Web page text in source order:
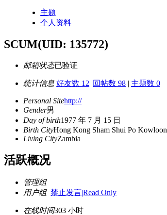
主题
个人资料
SCUM(UID: 135772)
邮箱状态已验证
统计信息 好友数 12 |回帖数 98 | 主题数 0
Personal Sitehttp://
Gender男
Day of birth1977 年 7 月 15 日
Birth CityHong Kong Sham Shui Po Kowloon
Living CityZambia
活跃概况
管理组
用户组 禁止发言|Read Only
在线时间303 小时